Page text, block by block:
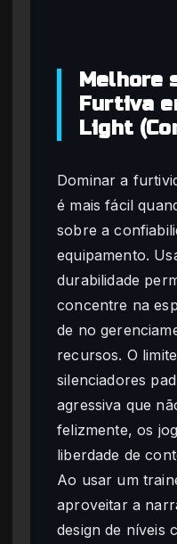
Melhore
Furtiva
Light
Dominar a
é mais fácil
sobre a
equipamento.
durabilidade
concentre na
de no
recursos. O
silenciadores
agressiva que
felizmente, os
liberdade de
Ao usar um
aproveitar a
design de níveis